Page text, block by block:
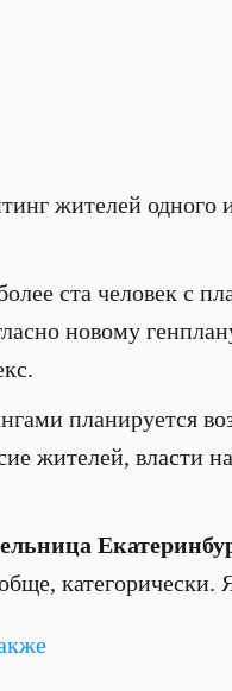
жителей одного
ста человек с
новому
планируется
жителей, власти
категорически.